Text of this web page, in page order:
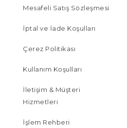
Mesafeli Satış Sözleşmesi
İptal ve İade Koşulları
Çerez Politikası
Kullanım Koşulları
İletişim & Müşteri
Hizmetleri
İşlem Rehberi